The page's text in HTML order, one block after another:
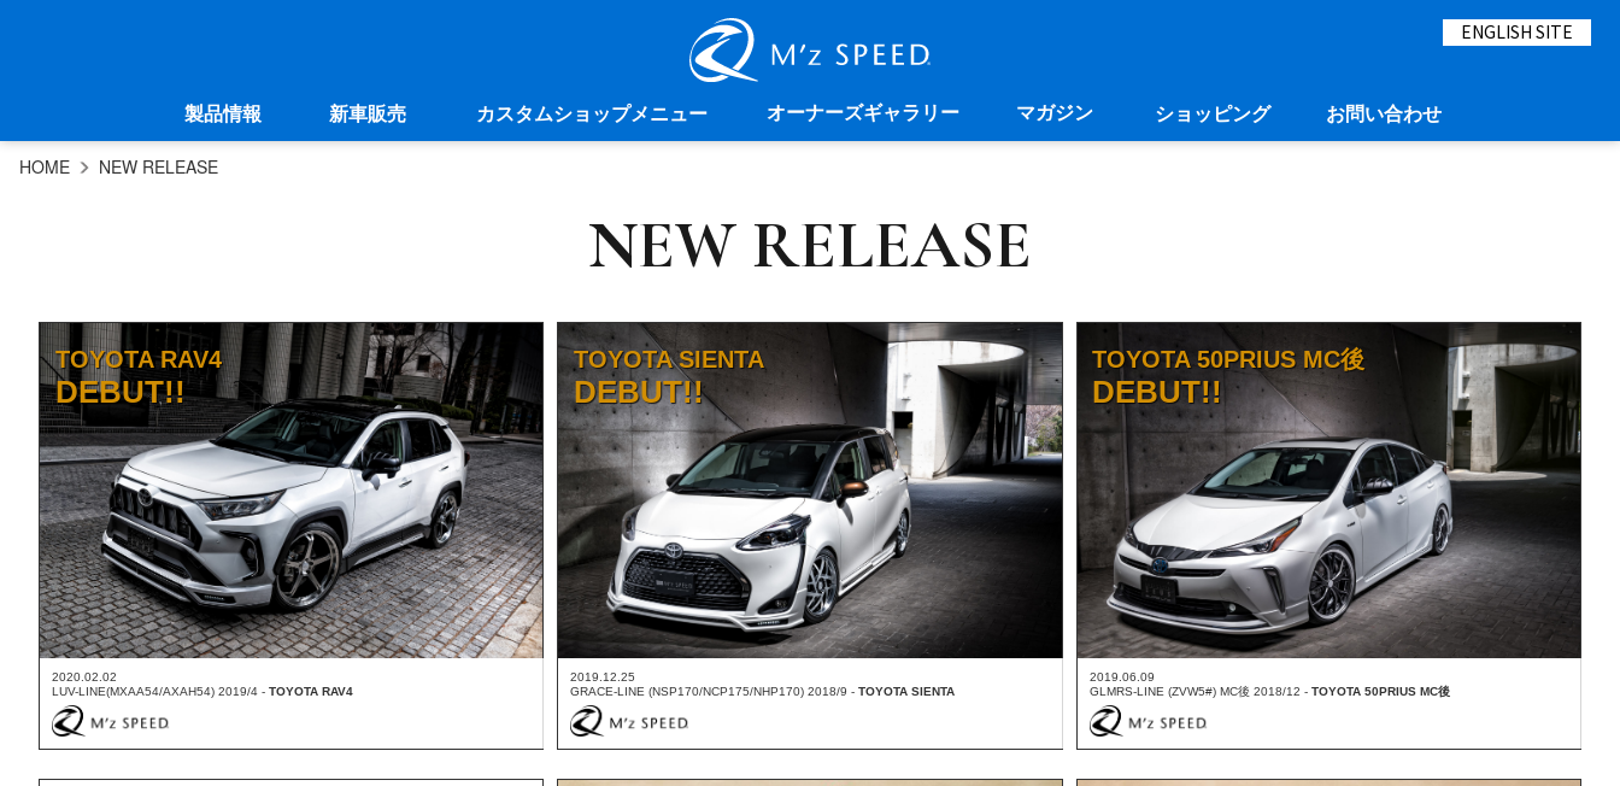
ENGLISH SITE
製品情報 新車販売 カスタムショップメニュー オーナーズギャラリー マガジン ショッピング お問い合わせ
HOME NEW RELEASE
NEW RELEASE
TOYOTA RAV4
DEBUT!!
2020.02.02
LUV-LINE(MXAA54/AXAH54) 2019/4 - TOYOTA RAV4
TOYOTA SIENTA
DEBUT!!
2019.12.25
GRACE-LINE (NSP170/NCP175/NHP170) 2018/9 -TOYOTA SIENTA
TOYOTA 50PRIUS MC後
DEBUT!!
2019.06.09
GLMRS-LINE (ZVW5#) MC後 2018/12 - TOYOTA 50PRIUS MC後